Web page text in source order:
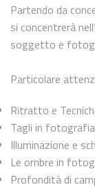
Partendo da
si concentrerà
soggetto e
Particolare
Ritratto e
Tagli in fotografia
Illuminazione e
Le ombre in
Profondità di